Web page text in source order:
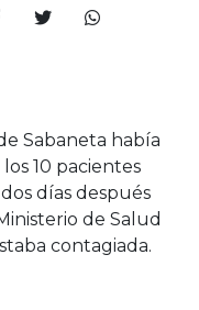
Sabaneta había
10 pacientes
días después
de Salud
contagiada.